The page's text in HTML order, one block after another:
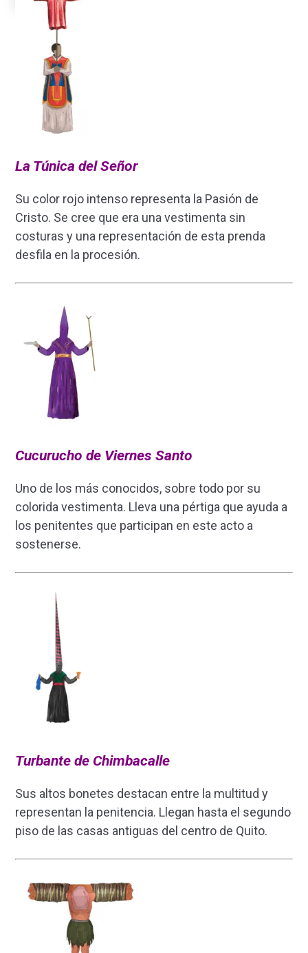
La Túnica del Señor
Su color rojo intenso representa la Pasión de
Cristo. Se cree que era una vestimenta sin
costuras y una representación de esta prenda
desfila en la procesión.
Cucurucho de Viernes Santo
Uno de los más conocidos, sobre todo por su
colorida vestimenta. Lleva una pértiga que ayuda a
los penitentes que participan en este acto a
sostenerse.
Turbante de Chimbacalle
Sus altos bonetes destacan entre la multitud y
representan la penitencia. Llegan hasta el segundo
piso de las casas antiguas del centro de Quito.